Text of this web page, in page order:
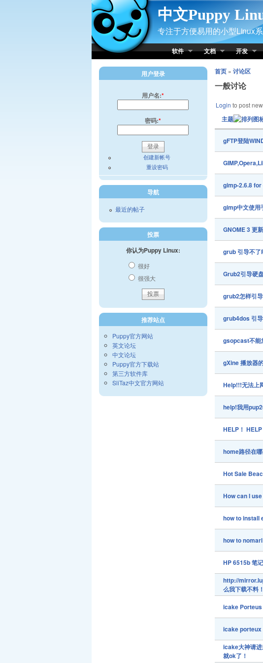
Skip to Content
中文Puppy
专注于方便易用的小型Linux
软件 文档 开发
首页» 讨论区
一般讨论
Login to post
主题
gFTP登陆
gimp-2.6.8
gimp中文使用
GNOME 3 更
grub 引导不
Grub2引导硬
grub2怎样引
grub4dos 引
gsopcast不能
gXine 播放器
Help!!!无法上
help!我用
HELP！
home路径在
Hot Sale
How can I
how to install
how to
HP 6515b 笔
http://
么我下载不料
icake Porteus
icake porteux
icake大神请
就ok了！
用户登录
用户名:*
密码:*
创建新帐号
重设密码
导航
最近的帖子
投票
你认为Puppy Linux:
很好
很强大
推荐站点
Puppy官方网站
英文论坛
中文论坛
Puppy官方下载站
第三方软件库
SliTaz中文官方网站